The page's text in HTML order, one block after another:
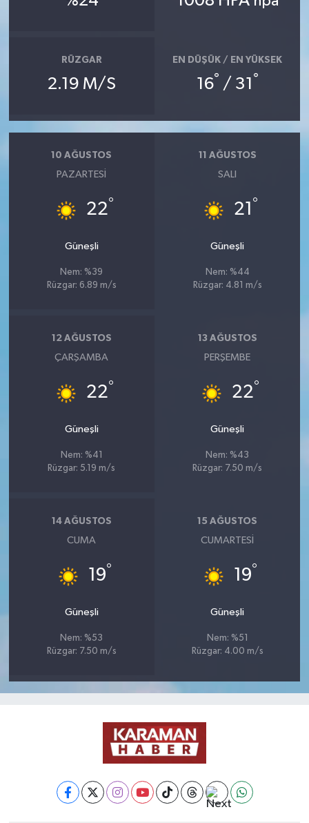
RÜZGAR
2.19 M/S
EN DÜŞÜK / EN YÜKSEK
16° / 31 °
10 AĞUSTOS
PAZARTESI
22°
Güneşli
Nem: %39
Rüzgar: 6.89 m/s
11 AĞUSTOS
SALI
21 °
Güneşli
Nem: %44
Rüzgar: 4.81 m/s
12 AĞUSTOS
ÇARŞAMBA
22°
Güneşli
Nem: %41
Rüzgar: 5.19 m/s
13 AĞUSTOS
PERŞEMBE
22°
Güneşli
Nem: %43
Rüzgar: 7.50 m/s
14 AĞUSTOS
CUMA
19°
Güneşli
Nem: %53
Rüzgar: 7.50 m/s
15 AĞUSTOS
CUMARTESI
19°
Güneşli
Nem: %51
Rüzgar: 4.00 m/s